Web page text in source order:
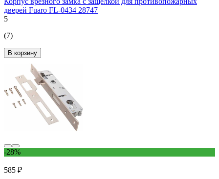
дверей Fuaro FL-0434 28747
5
(7)
В корзину
-28%
585 ₽